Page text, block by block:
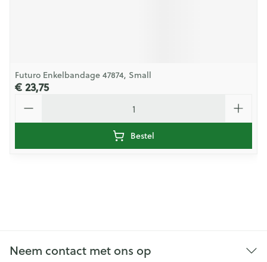
Futuro Enkelbandage 47874, Small
€ 23,75
Bestel
Neem contact met ons op